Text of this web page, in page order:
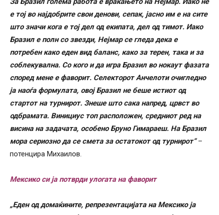
е тој во најдобрите свои денови, сепак, јасно им е на сите
што значи кога е тој дел од екипата, дел од тимот. Иако
Бразил е полн со звезди, Нејмар се гледа дека е
потребен како еден вид баланс, како за терен, така и за
соблекувална. Со кого и да игра Бразил во нокаут фазата
според мене е фаворит. Селекторот Анчелоти очигледно
ја наоѓа формулата, овој Бразил не беше истиот од
стартот на турнирот. Знеше што сака напред, црвст во
одбрамата. Винициус топ расположен, средниот ред на
висина на задачата, особено Бруно Гимараеш. На Бразил
мора сериозно да се смета за остатокот од турнирот“–
потенцира Михаилов.
Мексико си ја потврди улогата на фаворит
„Еден од домаќините, репрезентацијата на Мексико ја